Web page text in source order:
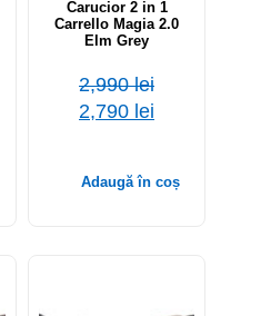
Carucior 2 in 1
Carrello Magia 2.0
Elm Grey
2,990lei
2,790 lei
Adaugă în coș